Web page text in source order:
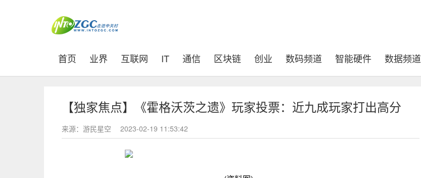
首页 (current)
业界 互联网 IT 通信 区块链 创业 数码频道 智能硬件 数据频道
【独家焦点】《霍格沃茨之遗》玩家投票：近九成玩家打出高分
来源：游民星空 2023-02-19 11:53:42